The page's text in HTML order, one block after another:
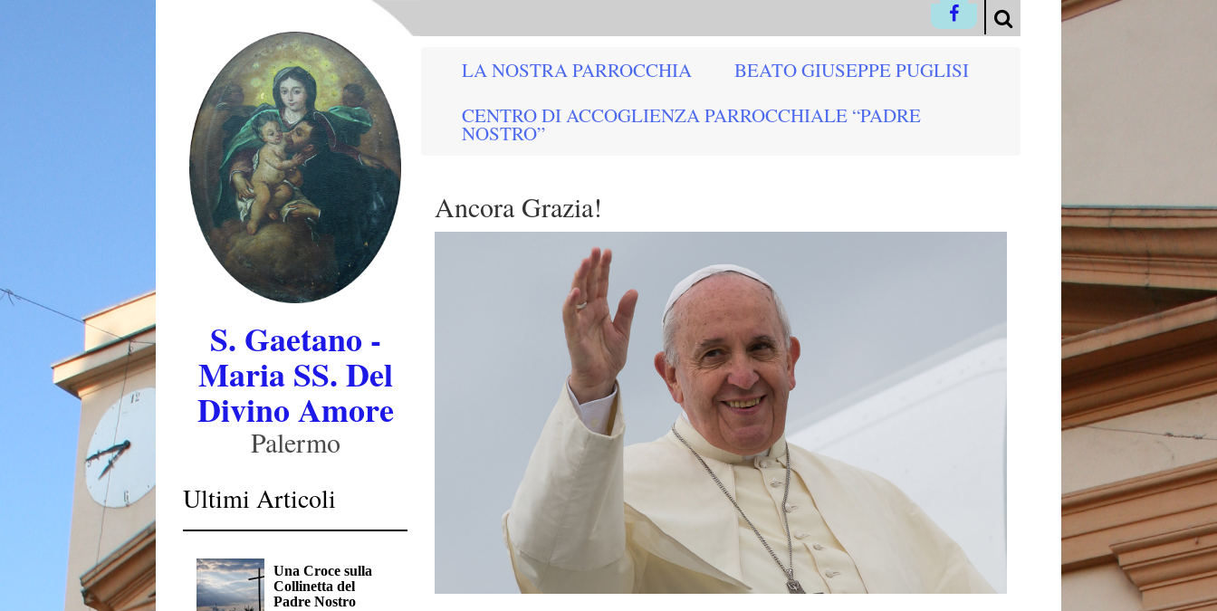
S. Gaetano -
Maria SS. Del
Divino Amore
Palermo
Ultimi Articoli
Una Croce sulla
Collinetta del
Padre Nostro
LA NOSTRA PARROCCHIA
BEATO GIUSEPPE PUGLISI
CENTRO DI ACCOGLIENZA PARROCCHIALE “PADRE
NOSTRO”
Ancora Grazia!